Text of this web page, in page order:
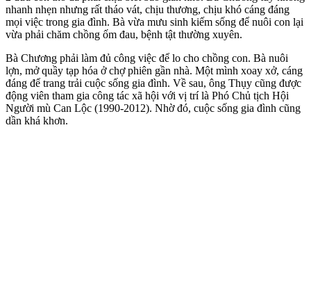
nhanh nhẹn nhưng rất tháo vát, chịu thương, chịu khó cáng đáng
mọi việc trong gia đình. Bà vừa mưu sinh kiếm sống để nuôi con lại
vừa phải chăm chồng ốm đau, bệnh tật thường xuyên.
Bà Chương phải làm đủ công việc để lo cho chồng con. Bà nuôi
lợn, mở quầy tạp hóa ở chợ phiên gần nhà. Một mình xoay xở, cáng
đáng để trang trải cuộc sống gia đình. Về sau, ông Thụy cũng được
động viên tham gia công tác xã hội với vị trí là Phó Chủ tịch Hội
Người mù Can Lộc (1990-2012). Nhờ đó, cuộc sống gia đình cũng
dần khá khơn.